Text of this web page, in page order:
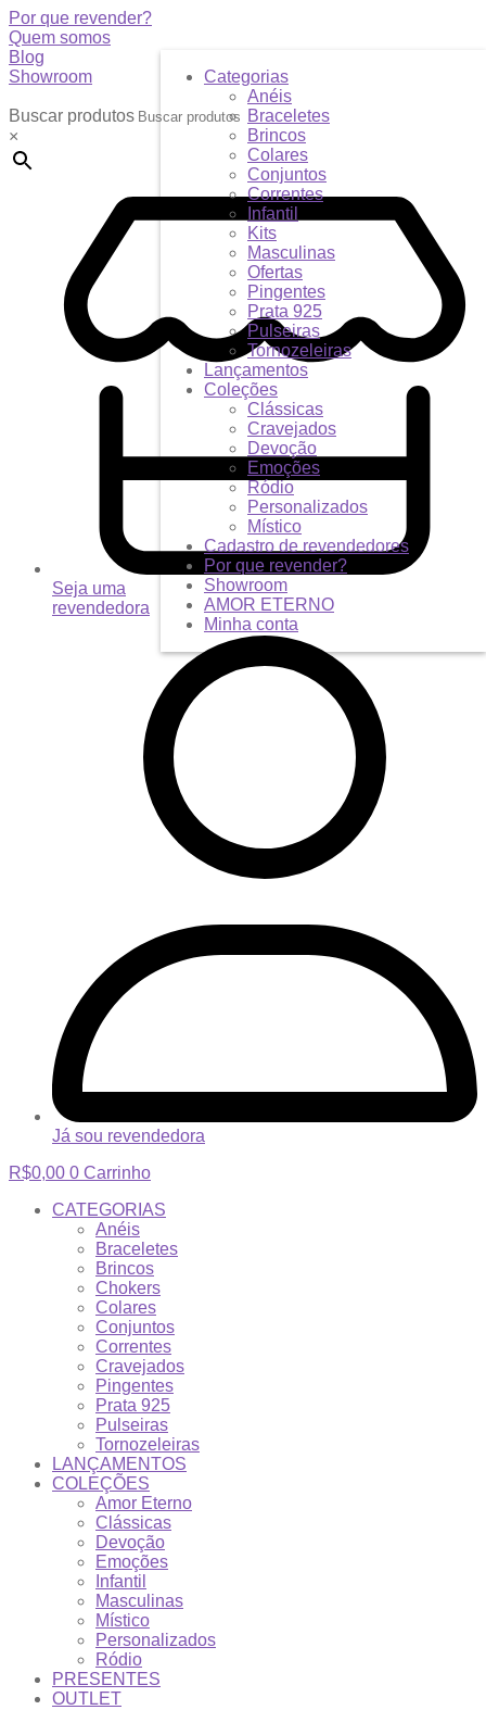
Por que revender?
Quem somos
Blog
Showroom
Buscar produtos
×
Seja uma
revendedora
Já sou revendedora
R$0,00 0 Carrinho
CATEGORIAS
Anéis
Braceletes
Brincos
Chokers
Colares
Conjuntos
Correntes
Cravejados
Pingentes
Prata 925
Pulseiras
Tornozeleiras
LANÇAMENTOS
COLEÇÕES
Amor Eterno
Clássicas
Devoção
Emoções
Infantil
Masculinas
Místico
Personalizados
Ródio
PRESENTES
OUTLET
Categorias
Anéis
Braceletes
Brincos
Colares
Conjuntos
Correntes
Infantil
Kits
Masculinas
Ofertas
Pingentes
Prata 925
Pulseiras
Tornozeleiras
Lançamentos
Coleções
Clássicas
Cravejados
Devoção
Emoções
Ródio
Personalizados
Místico
Cadastro de revendedores
Por que revender?
Showroom
AMOR ETERNO
Minha conta